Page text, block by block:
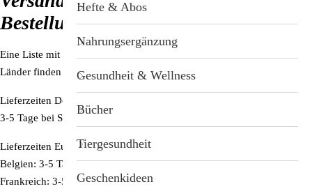
Bestellung
Eine Liste mit den aktuellen Versandkosten in die verschiedenen
Länder finden Siehier.
Lieferzeiten Deutschland:
3-5 Tage bei Standardlieferung
Lieferzeiten Europäische UnionZone 1*
Belgien: 3-5 Tage
Frankreich: 3-5 Tage
Hefte
Themen
Stichwortverzeichnis
Hefte & Abos
Nahrungsergänzung
Gesundheit & Wellness
Bücher
Tiergesundheit
Geschenkideen